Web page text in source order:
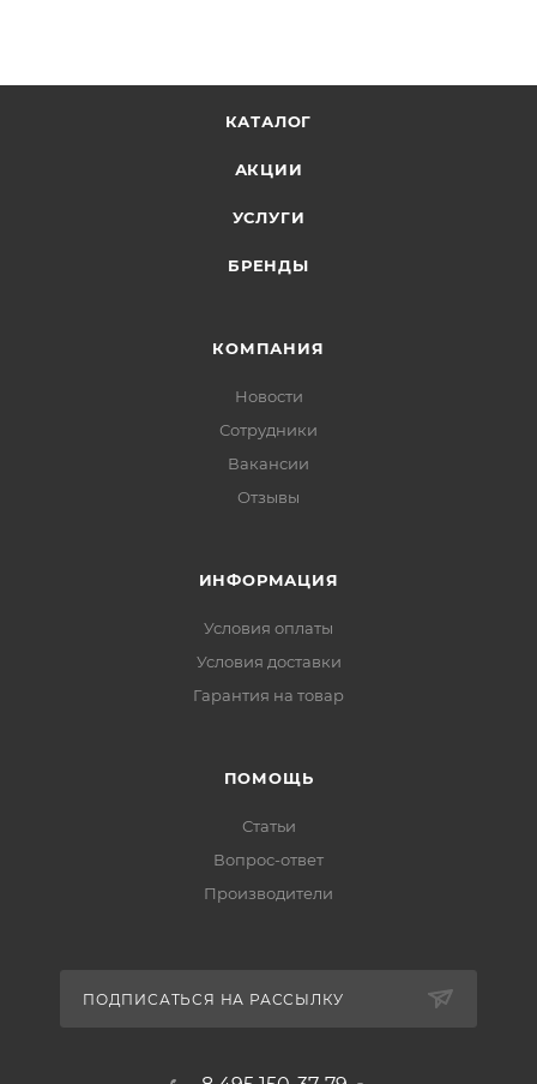
КАТАЛОГ
АКЦИИ
УСЛУГИ
БРЕНДЫ
КОМПАНИЯ
Новости
Сотрудники
Вакансии
Отзывы
ИНФОРМАЦИЯ
Условия оплаты
Условия доставки
Гарантия на товар
ПОМОЩЬ
Статьи
Вопрос-ответ
Производители
ПОДПИСАТЬСЯ НА РАССЫЛКУ